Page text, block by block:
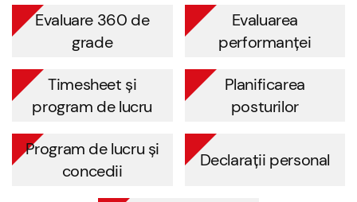
Evaluare 360 de
grade
Evaluarea
performanței
Timesheet și
program de lucru
Planificarea
posturilor
Program de lucru și
concedii
Declarații personal